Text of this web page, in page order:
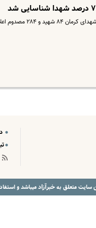
شده است، ‌ آمار…
سایت متعلق بهخبرآزادمیباشد و